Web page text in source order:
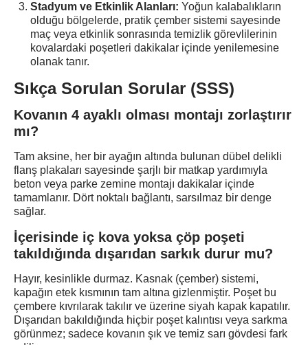
Stadyum ve Etkinlik Alanları: Yoğun kalabalıkların
olduğu bölgelerde, pratik çember sistemi sayesinde
maç veya etkinlik sonrasında temizlik görevlilerinin
kovalardaki poşetleri dakikalar içinde yenilemesine
olanak tanır.
Sıkça Sorulan Sorular (SSS)
Kovanın 4 ayaklı olması montajı zorlaştırır
mı?
Tam aksine, her bir ayağın altında bulunan dübel delikli
flanş plakaları sayesinde şarjlı bir matkap yardımıyla
beton veya parke zemine montajı dakikalar içinde
tamamlanır. Dört noktalı bağlantı, sarsılmaz bir denge
sağlar.
İçerisinde iç kova yoksa çöp poşeti
takıldığında dışarıdan sarkık durur mu?
Hayır, kesinlikle durmaz. Kasnak (çember) sistemi,
kapağın etek kısmının tam altına gizlenmiştir. Poşet bu
çembere kıvrılarak takılır ve üzerine siyah kapak kapatılır.
Dışarıdan bakıldığında hiçbir poşet kalıntısı veya sarkma
görünmez; sadece kovanın şık ve temiz sarı gövdesi fark